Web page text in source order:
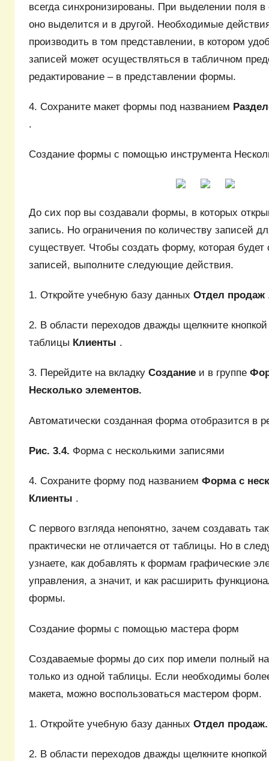
всегда синхронизированы. При выделении поля
оно выделится и в другой. Необходимые
производить в том представлении, в котором
записей может осуществляться в табличном
редактирование – в представлении формы.
4. Сохраните макет формы под названием
.
Создание формы с помощью инструмента
До сих пор вы создавали формы, в которых
запись. Но ограничения по количеству записей
существует. Чтобы создать форму, которая будет
записей, выполните следующие действия.
1. Откройте учебную базу данных Отдел продаж
2. В области переходов дважды щелкните
таблицы Клиенты .
3. Перейдите на вкладку Создание и в группе
Несколько элементов.
Автоматически созданная форма отобразится в
Рис. 3.4. Форма с несколькими записями
4. Сохраните форму под названием Форма с
Клиенты .
С первого взгляда непонятно, зачем создавать
практически не отличается от таблицы. Но в
узнаете, как добавлять к формам графические
управления, а значит, и как расширить
формы.
Создание формы с помощью мастера форм
Создаваемые формы до сих пор имели полный
только из одной таблицы. Если необходимы
макета, можно воспользоваться мастером форм.
1. Откройте учебную базу данных Отдел продаж.
2. В области переходов дважды щелкните